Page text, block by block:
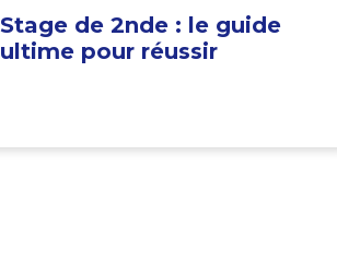
Stage de 2nde : le guide
ultime pour réussir